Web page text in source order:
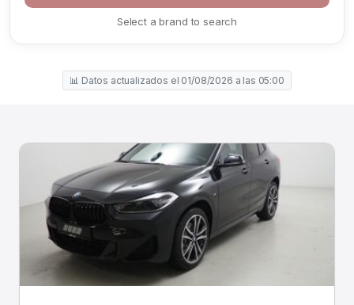
Select a brand to search
📊 Datos actualizados el 01/08/2026 a las 05:00